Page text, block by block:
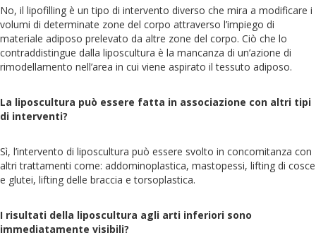
No, il lipofilling è un tipo di intervento diverso che mira a modificare i
volumi di determinate zone del corpo attraverso l’impiego di
materiale adiposo prelevato da altre zone del corpo. Ciò che lo
contraddistingue dalla liposcultura è la mancanza di un’azione di
rimodellamento nell’area in cui viene aspirato il tessuto adiposo.
La liposcultura può essere fatta in associazione con altri tipi
di interventi?
Sì, l’intervento di liposcultura può essere svolto in concomitanza con
altri trattamenti come: addominoplastica, mastopessi, lifting di cosce
e glutei, lifting delle braccia e torsoplastica.
I risultati della liposcultura agli arti inferiori sono
immediatamente visibili?